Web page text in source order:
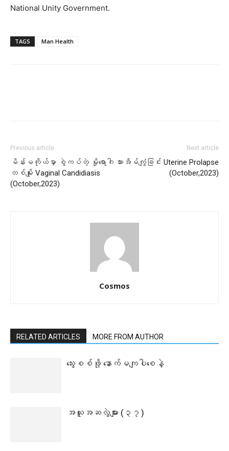
National Unity Government.
TAGS Man Health
Previous article
မိန်းမကိုယ်မှာ စွဲကပ်တဲ့ မှိုရောဂါ
တစ်မျိုး Vaginal Candidiasis
(October,2023)
Next article
သားအိမ်ကျွံခြင်း Uterine Prolapse
(October,2023)
Cosmos
RELATED ARTICLES MORE FROM AUTHOR
သွေးစစ်ဖို့ နောက်မကျပါစေနဲ့
အယူအဆလွဲများ (၃၇)